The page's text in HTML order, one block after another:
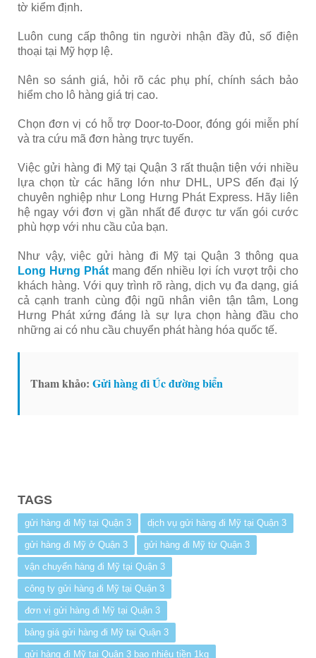
tờ kiểm định.
Luôn cung cấp thông tin người nhận đầy đủ, số điện
thoại tại Mỹ hợp lệ.
Nên so sánh giá, hỏi rõ các phụ phí, chính sách bảo
hiểm cho lô hàng giá trị cao.
Chọn đơn vị có hỗ trợ Door-to-Door, đóng gói miễn phí
và tra cứu mã đơn hàng trực tuyến.
Việc gửi hàng đi Mỹ tại Quận 3 rất thuận tiện với nhiều
lựa chọn từ các hãng lớn như DHL, UPS đến đại lý
chuyên nghiệp như Long Hưng Phát Express. Hãy liên
hệ ngay với đơn vị gần nhất để được tư vấn gói cước
phù hợp với nhu cầu của bạn.
Như vậy, việc gửi hàng đi Mỹ tại Quận 3 thông qua
Long Hưng Phát mang đến nhiều lợi ích vượt trội cho
khách hàng. Với quy trình rõ ràng, dịch vụ đa dạng, giá
cả cạnh tranh cùng đội ngũ nhân viên tận tâm, Long
Hưng Phát xứng đáng là sự lựa chọn hàng đầu cho
những ai có nhu cầu chuyển phát hàng hóa quốc tế.
Tham khảo: Gửi hàng đi Úc đường biển
TAGS
gửi hàng đi Mỹ tại Quận 3 dịch vụ gửi hàng đi Mỹ tại Quận 3
gửi hàng đi Mỹ ở Quận 3 gửi hàng đi Mỹ từ Quận 3
vận chuyển hàng đi Mỹ tại Quận 3
công ty gửi hàng đi Mỹ tại Quận 3
đơn vị gửi hàng đi Mỹ tại Quận 3
bảng giá gửi hàng đi Mỹ tại Quận 3
gửi hàng đi Mỹ tại Quận 3 bao nhiêu tiền 1kg